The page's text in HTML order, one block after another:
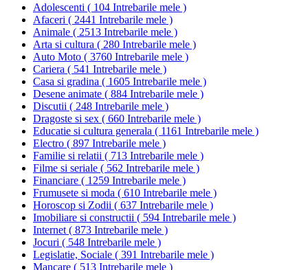
Adolescenti ( 104 Intrebarile mele )
Afaceri ( 2441 Intrebarile mele )
Animale ( 2513 Intrebarile mele )
Arta si cultura ( 280 Intrebarile mele )
Auto Moto ( 3760 Intrebarile mele )
Cariera ( 541 Intrebarile mele )
Casa si gradina ( 1605 Intrebarile mele )
Desene animate ( 884 Intrebarile mele )
Discutii ( 248 Intrebarile mele )
Dragoste si sex ( 660 Intrebarile mele )
Educatie si cultura generala ( 1161 Intrebarile mele )
Electro ( 897 Intrebarile mele )
Familie si relatii ( 713 Intrebarile mele )
Filme si seriale ( 562 Intrebarile mele )
Financiare ( 1259 Intrebarile mele )
Frumusete si moda ( 610 Intrebarile mele )
Horoscop si Zodii ( 637 Intrebarile mele )
Imobiliare si constructii ( 594 Intrebarile mele )
Internet ( 873 Intrebarile mele )
Jocuri ( 548 Intrebarile mele )
Legislatie, Sociale ( 391 Intrebarile mele )
Mancare ( 513 Intrebarile mele )